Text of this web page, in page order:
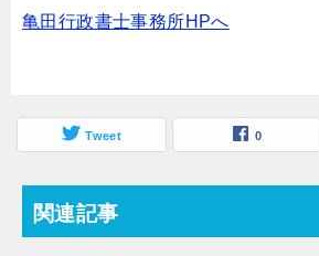
亀田行政書士事務所HPへ
Tweet 0
関連記事